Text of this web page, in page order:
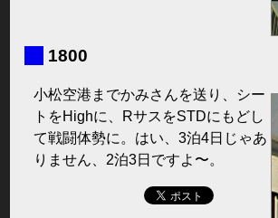
1800
小松空港までかみさんを送り、シー
トをHighに、RサスをSTDにもどし
て戦闘体勢に。はい、3泊4日じゃあ
りません、2泊3日ですよ〜。